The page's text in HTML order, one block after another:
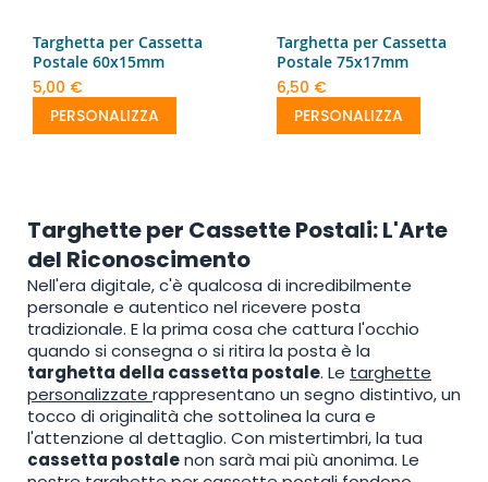
Targhetta per Cassetta
Postale 60x15mm
5,00 €
PERSONALIZZA
Targhetta per Cassetta
Postale 75x17mm
6,50 €
PERSONALIZZA
Targhette per Cassette Postali: L'Arte
del Riconoscimento
Nell'era digitale, c'è qualcosa di incredibilmente
personale e autentico nel ricevere posta
tradizionale. E la prima cosa che cattura l'occhio
quando si consegna o si ritira la posta è la
targhetta della cassetta postale. Le targhette
personalizzate rappresentano un segno distintivo, un
tocco di originalità che sottolinea la cura e
l'attenzione al dettaglio. Con mistertimbri, la tua
cassetta postalenon sarà mai più anonima. Le